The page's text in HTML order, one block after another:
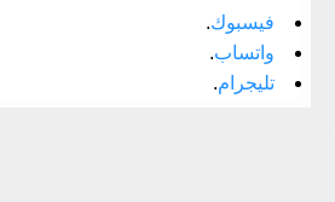
فيسبوك.
واتساب.
تليجرام.